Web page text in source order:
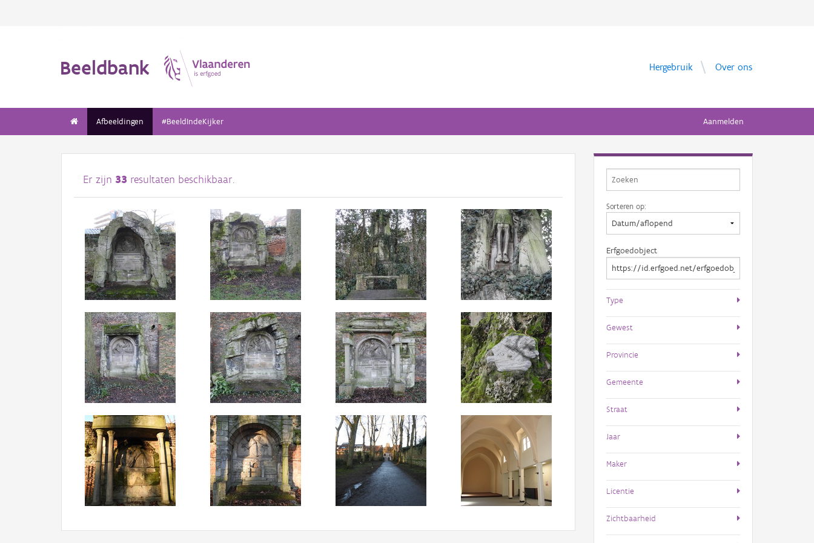
Beeldbank Hergebruik Over ons
Afbeeldingen #BeeldIndeKijker Aanmelden
Er zijn 33 resultaten beschikbaar.
Sorteren op:
Erfgoedobject
Type
Gewest
Provincie
Gemeente
Straat
Jaar
Maker
Licentie
Zichtbaarheid